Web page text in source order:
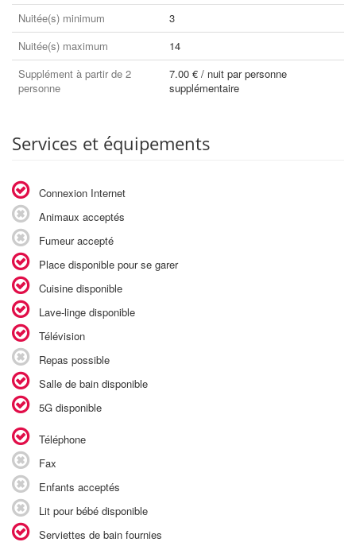
Nuitée(s) minimum
3
Nuitée(s) maximum
14
Supplément à partir de 2
personne
7.00 € / nuit par personne
supplémentaire
Services et équipements
Connexion Internet
Animaux acceptés
Fumeur accepté
Place disponible pour se garer
Cuisine disponible
Lave-linge disponible
Télévision
Repas possible
Salle de bain disponible
5G disponible
Téléphone
Fax
Enfants acceptés
Lit pour bébé disponible
Serviettes de bain fournies